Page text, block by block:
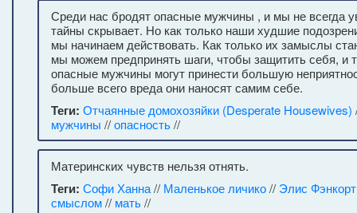
Среди нас бродят опасные мужчины , и мы не всегда
тайны скрывает. Но как только наши худшие
мы начинаем действовать. Как только их замыслы
мы можем предпринять шаги, чтобы защитить себя, и
опасные мужчины могут принести большую
больше всего вреда они наносят самим себе.
Теги: Отчаянные домохозяйки (Desperate Housewives)
мужчины //опасность//
Материнских чувств нельзя отнять.
Теги: Софи Ханна// Маленькое личико// Элис Фэнкорт
смыслом// мать//